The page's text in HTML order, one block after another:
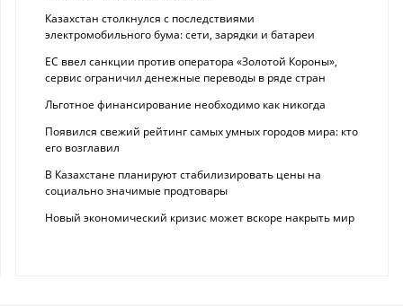
Казахстан столкнулся с последствиями
электромобильного бума: сети, зарядки и батареи
ЕС ввел санкции против оператора «Золотой Короны»,
сервис ограничил денежные переводы в ряде стран
Льготное финансирование необходимо как никогда
Появился свежий рейтинг самых умных городов мира: кто
его возглавил
В Казахстане планируют стабилизировать цены на
социально значимые продтовары
Новый экономический кризис может вскоре накрыть мир